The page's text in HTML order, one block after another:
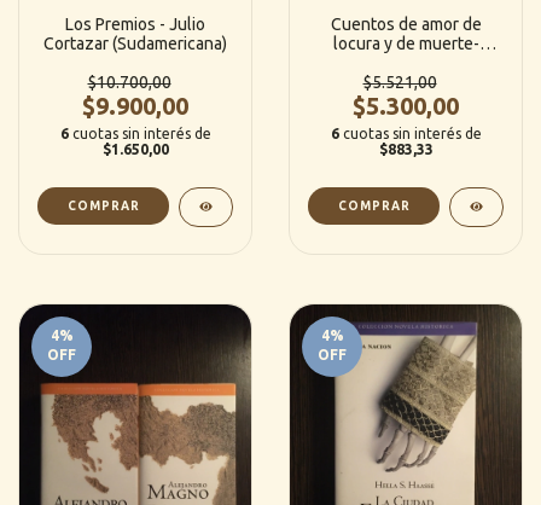
Los Premios - Julio
Cortazar (Sudamericana)
$10.700,00
$9.900,00
6 cuotas sin interés de
$1.650,00
Cuentos de amor de
locura y de muerte-
$5.521,00
$5.300,00
6 cuotas sin interés de
$883,33
4%
OFF
4%
OFF